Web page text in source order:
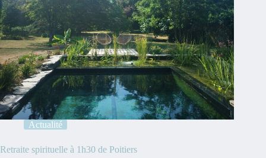
Actualité
Retraite spirituelle à 1h30 de Poitiers